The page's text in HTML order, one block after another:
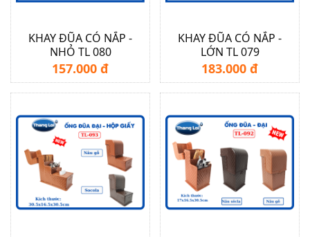
KHAY ĐŨA CÓ NẮP -
NHỎ TL 080
157.000 đ
KHAY ĐŨA CÓ NẮP -
LỚN TL 079
183.000 đ